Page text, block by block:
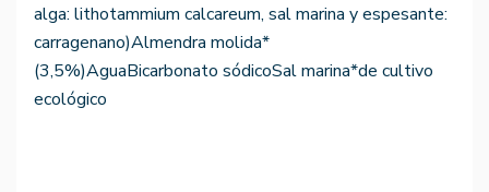
alga: lithotammium calcareum, sal marina y espesante:
carragenano)Almendra molida*
(3,5%)AguaBicarbonato sódicoSal marina*de cultivo
ecológico